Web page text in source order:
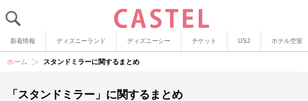
新着情報 ディズニーランド ディズニーシー チケット USJ ホテル空室
ホーム スタンドミラーに関するまとめ
「スタンドミラー」に関するまとめ